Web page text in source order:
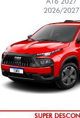
2026/2027